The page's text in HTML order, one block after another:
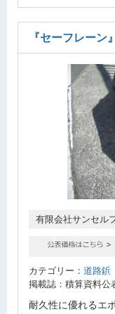
『セーフレーン』
有限会社サンセル
カテゴリー： 道路鋲
掲載誌：積算資料公
耐久性に優れるエ